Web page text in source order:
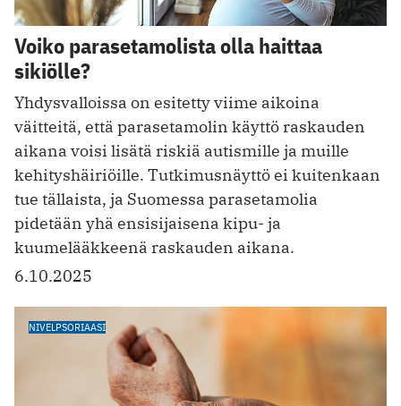
Voiko parasetamolista olla haittaa
sikiölle?
Yhdysvalloissa on esitetty viime aikoina
väitteitä, että parasetamolin käyttö raskauden
aikana voisi lisätä riskiä autismille ja muille
kehityshäiriöille. Tutkimusnäyttö ei kuitenkaan
tue tällaista, ja Suomessa parasetamolia
pidetään yhä ensisijaisena kipu- ja
kuumelääkkeenä raskauden aikana.
6.10.2025
NIVELPSORIAASI